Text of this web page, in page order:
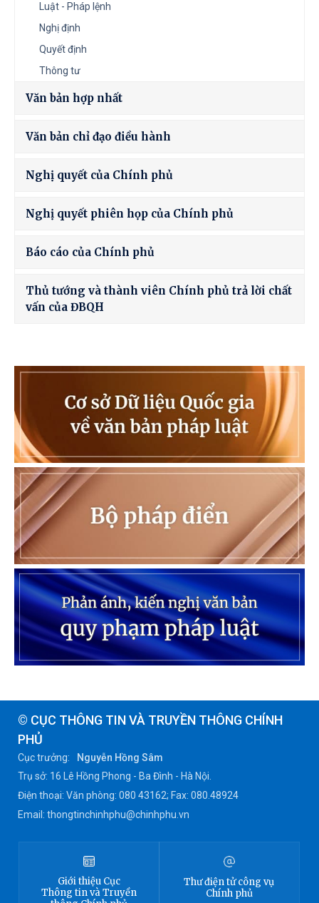
Luật - Pháp lệnh
Nghị định
Quyết định
Thông tư
Văn bản hợp nhất
Văn bản chỉ đạo điều hành
Nghị quyết của Chính phủ
Nghị quyết phiên họp của Chính phủ
Báo cáo của Chính phủ
Thủ tướng và thành viên Chính phủ trả lời chất
vấn của ĐBQH
© CỤC THÔNG TIN VÀ TRUYỀN THÔNG CHÍNH
PHỦ
Cục trưởng:
Nguyễn Hồng Sâm
Trụ sở: 16 Lê Hồng Phong - Ba Đình - Hà Nội.
Điện thoại: Văn phòng: 080 43162; Fax: 080.48924
Email: thongtinchinhphu@chinhphu.vn
Giới thiệu Cục
Thông tinvà Truyền
Thư điện tử công vụ
Chính phủ